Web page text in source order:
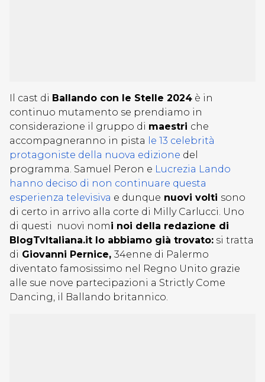
Il cast di Ballando con le Stelle 2024 è in
continuo mutamento se prendiamo in
considerazione il gruppo di maestri che
accompagneranno in pista
le 13 celebrità
protagoniste della nuova edizione del
programma. Samuel Peron e Lucrezia Lando
hanno deciso di non continuare questa
esperienza televisiva e dunque nuovi volti sono
di certo in arrivo alla corte di Milly Carlucci. Uno
di questi nuovi nomi noi della redazione di
BlogTvItaliana.it lo abbiamo già trovato: si tratta
di Giovanni Pernice, 34enne di Palermo
diventato famosissimo nel Regno Unito grazie
alle sue nove partecipazioni a Strictly Come
Dancing, il Ballando britannico.